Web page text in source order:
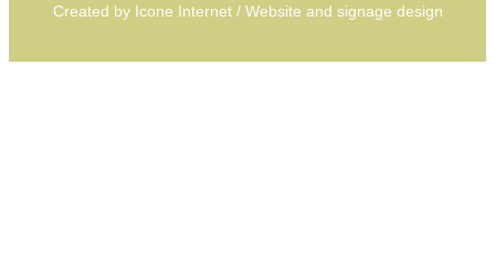
Created by Icone Internet/ Website and signage design